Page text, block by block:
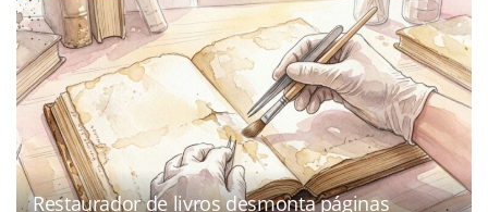
Restaurador de livros desmonta páginas